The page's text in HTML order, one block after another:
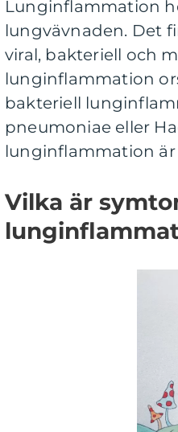
Lunginflammation
lungvävnaden. Det
viral, bakteriell och
lunginflammation
bakteriell
pneumoniae eller
lunginflammation är
Vilka är